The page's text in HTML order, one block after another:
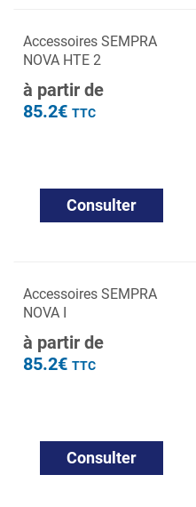
Accessoires SEMPRA
NOVA HTE 2
à partir de
85.2€ TTC
Consulter
Accessoires SEMPRA
NOVA I
à partir de
85.2€ TTC
Consulter